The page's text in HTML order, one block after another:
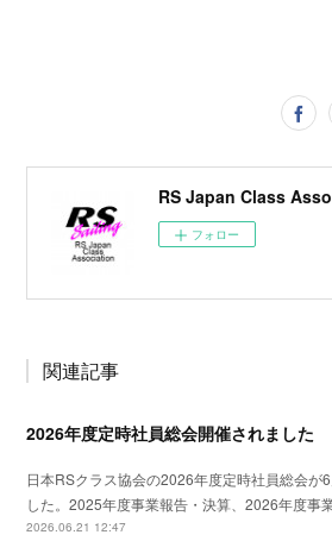
フォロー
関連記事
2026年度定時社員総会開催されました
日本RSクラス協会の2026年度定時社員総会が
した。2025年度事業報告・決算、2026年度事
2026.06.21 12:47